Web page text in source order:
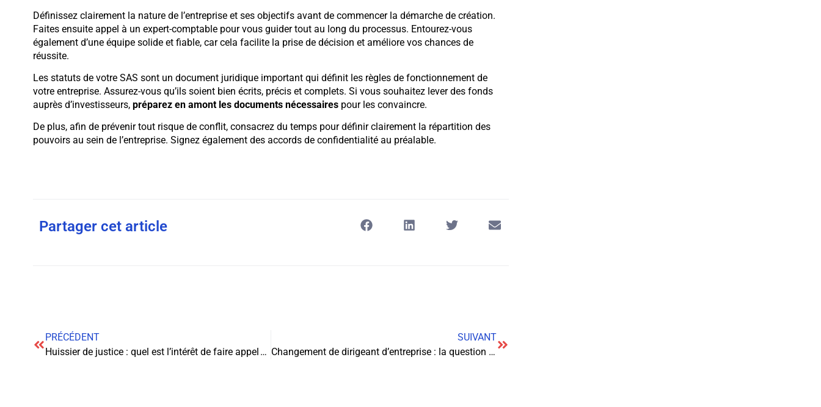
Définissez clairement la nature de l’entreprise et ses objectifs avant de commencer la démarche de création.
Faites ensuite appel à un expert-comptable pour vous guider tout au long du processus. Entourez-vous
également d’une équipe solide et fiable, car cela facilite la prise de décision et améliore vos chances de
réussite.
Les statuts de votre SAS sont un document juridique important qui définit les règles de fonctionnement de
votre entreprise. Assurez-vous qu’ils soient bien écrits, précis et complets. Si vous souhaitez lever des fonds
auprès d’investisseurs, préparez en amont les documents nécessaires pour les convaincre.
De plus, afin de prévenir tout risque de conflit, consacrez du temps pour définir clairement la répartition des
pouvoirs au sein de l’entreprise. Signez également des accords de confidentialité au préalable.
Partager cet article
PRÉCÉDENT
Huissier de justice : quel est l’intérêt de faire appel à lui ?
SUIVANT
Changement de dirigeant d’entreprise : la question de l’annonce légale